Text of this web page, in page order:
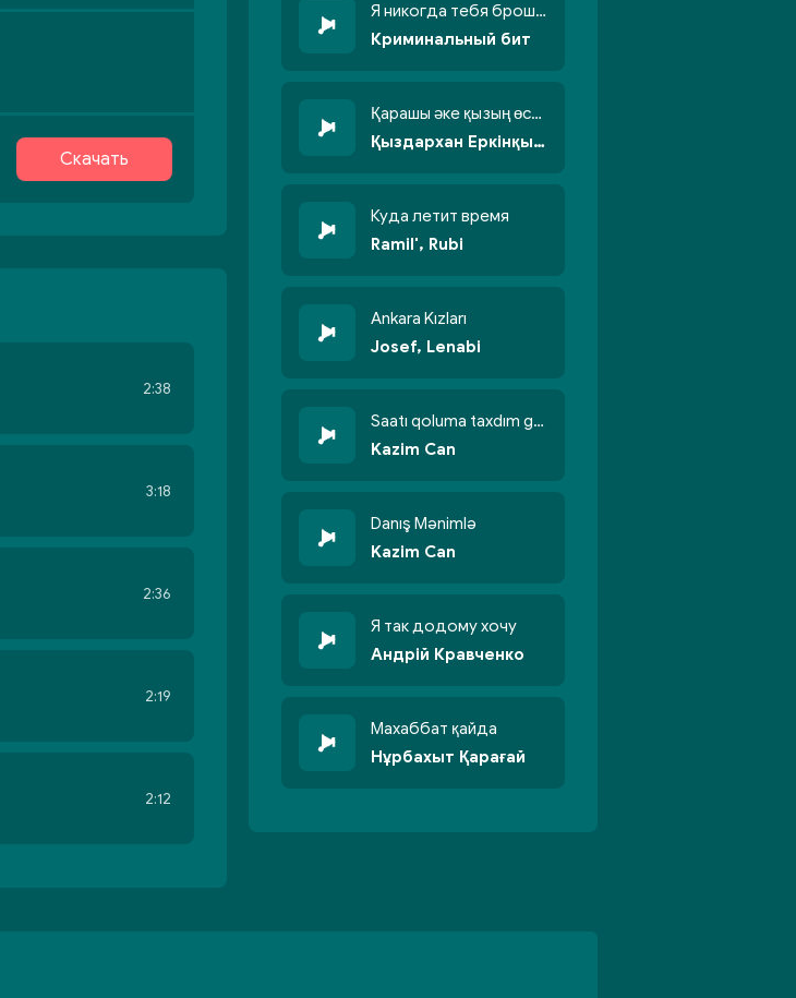
Скачать
2:38
3:18
2:36
2:19
2:12
Я никогда тебя брошу никогда не кину
Криминальный бит
Қарашы әке қызың өсті бойжеттіп
Қыздархан Еркінқызы
Куда летит время
Ramil', Rubi
Ankara Kızları
Josef, Lenabi
Saatı qoluma taxdım göyün üzünə qalxdım
Kazim Can
Danış Mənimlə
Kazim Can
Я так додому хочу
Андрій Кравченко
Махаббат қайда
Нұрбахыт Қарағай